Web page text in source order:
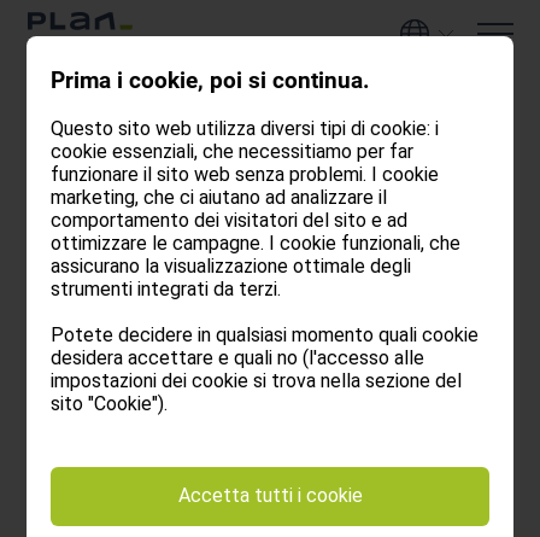
Privacy
Qui troverete informazioni sulla gestione dei vostri
dati personali quando visitate il nostro sito web.
Per riuscire a garantire la funzionalità e il servizio del
personali. Di seguito vi spieghiamo quali
informazioni vengono raccolte, per cosa vengono
richieste e quali sono i vostri diritti a riguardo dei
Il responsabile del trattamento dei dati personali su
Prima i cookie, poi si continua.
Questo sito web utilizza diversi tipi di cookie: i
cookie essenziali, che necessitiamo per far
funzionare il sito web senza problemi. I cookie
marketing, che ci aiutano ad analizzare il
comportamento dei visitatori del sito e ad
ottimizzare le campagne. I cookie funzionali, che
assicurano la visualizzazione ottimale degli
strumenti integrati da terzi.
Potete decidere in qualsiasi momento quali cookie
desidera accettare e quali no (l'accesso alle
impostazioni dei cookie si trova nella sezione del
sito "Cookie").
Accetta tutti i cookie